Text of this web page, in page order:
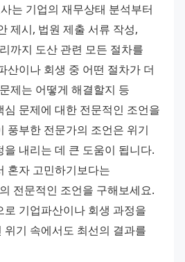
는 기업의 재무상태 분석부터
제시, 법원 제출 서류 작성,
까지 도산 관련 모든 절차를
산이나 회생 중 어떤 절차가 더
제는 어떻게 해결할지 등
문제에 대한 전문적인 조언을
풍부한 전문가의 조언은 위기
내리는 데 큰 도움이 됩니다.
혼자 고민하기보다는
전문적인 조언을 구해보세요.
기업파산이나 회생 과정을
기 속에서도 최선의 결과를